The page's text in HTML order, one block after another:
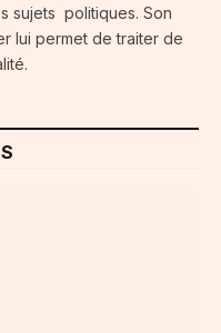
sujets politiques. Son
lui permet de traiter de